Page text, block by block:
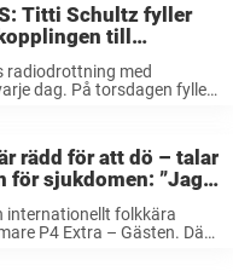
Titti Schultz fyller
till
radiodrottning med
dag. På torsdagen fyller
rädd för att dö – talar
för sjukdomen: ”Jag
internationellt folkkära
P4 Extra – Gästen. Där